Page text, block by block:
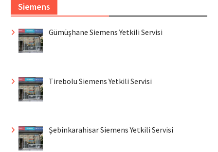
Siemens
Gümüşhane Siemens Yetkili Servisi
Tirebolu Siemens Yetkili Servisi
Şebinkarahisar Siemens Yetkili Servisi